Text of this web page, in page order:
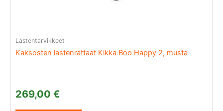
Lastentarvikkeet
Kaksosten lastenrattaat Kikka Boo Happy 2, musta
269,00 €